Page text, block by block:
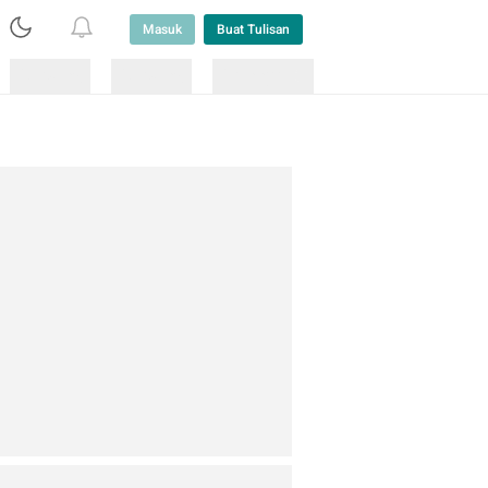
Masuk Buat Tulisan